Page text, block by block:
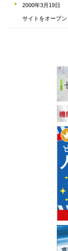
2000年3月19日
サイトをオープン